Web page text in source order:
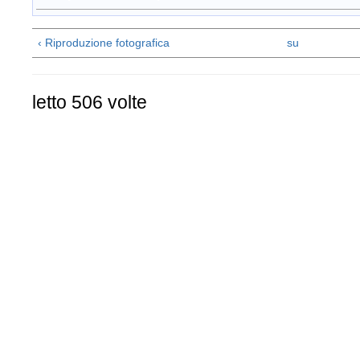
‹ Riproduzione fotografica su
letto 506 volte